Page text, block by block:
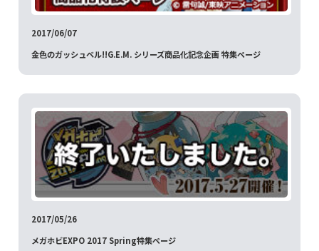
2017/06/07
金色のガッシュベル!!G.E.M. シリーズ商品化記念企画 特集ページ
2017/05/26
メガホビEXPO 2017 Spring特集ページ